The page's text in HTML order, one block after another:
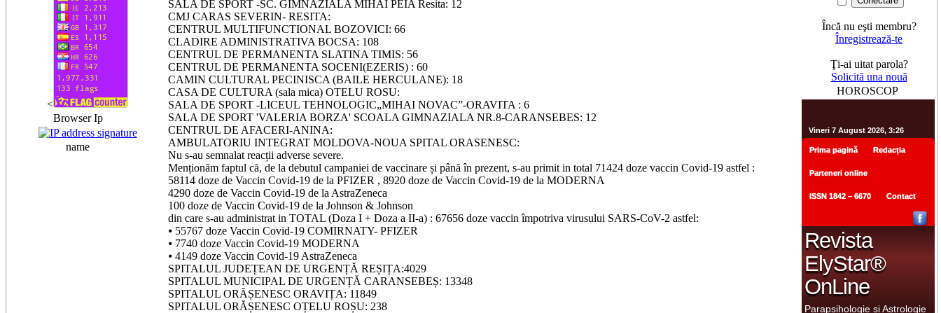
<
Browser Ip
name
SALA DE SPORT -SC. GIMNAZIALA MIHAI PEIA Resita: 12
CMJ CARAS SEVERIN- RESITA:
CENTRUL MULTIFUNCTIONAL BOZOVICI: 66
CLADIRE ADMINISTRATIVA BOCSA: 108
CENTRUL DE PERMANENTA SLATINA TIMIS: 56
CENTRUL DE PERMANENTA SOCENI(EZERIS) : 60
CAMIN CULTURAL PECINISCA (BAILE HERCULANE): 18
CASA DE CULTURA (sala mica) OTELU ROSU:
SALA DE SPORT -LICEUL TEHNOLOGIC„MIHAI NOVAC”-ORAVITA : 6
SALA DE SPORT 'VALERIA BORZA' SCOALA GIMNAZIALA NR.8-CARANSEBES: 12
CENTRUL DE AFACERI-ANINA:
AMBULATORIU INTEGRAT MOLDOVA-NOUA SPITAL ORASENESC:
Nu s-au semnalat reacții adverse severe.
Menționăm faptul că, de la debutul campaniei de vaccinare și până în prezent, s-au primit in total 71424 doze vaccin Covid-19 astfel :
58114 doze de Vaccin Covid-19 de la PFIZER , 8920 doze de Vaccin Covid-19 de la MODERNA
4290 doze de Vaccin Covid-19 de la AstraZeneca
100 doze de Vaccin Covid-19 de la Johnson & Johnson
din care s-au administrat in TOTAL (Doza I + Doza a II-a) : 67656 doze vaccin împotriva virusului SARS-CoV-2 astfel:
⦁ 55767 doze Vaccin Covid-19 COMIRNATY- PFIZER
⦁ 7740 doze Vaccin Covid-19 MODERNA
⦁ 4149 doze Vaccin Covid-19 AstraZeneca
SPITALUL JUDEȚEAN DE URGENȚĂ REȘIȚA:4029
SPITALUL MUNICIPAL DE URGENȚĂ CARANSEBEȘ: 13348
SPITALUL ORĂȘENESC ORAVIȚA: 11849
SPITALUL ORĂȘENESC OȚELU ROȘU: 238
Încă nu eşti membru?
Înregistrează-te
Ţi-ai uitat parola?
Solicită una nouă
HOROSCOP